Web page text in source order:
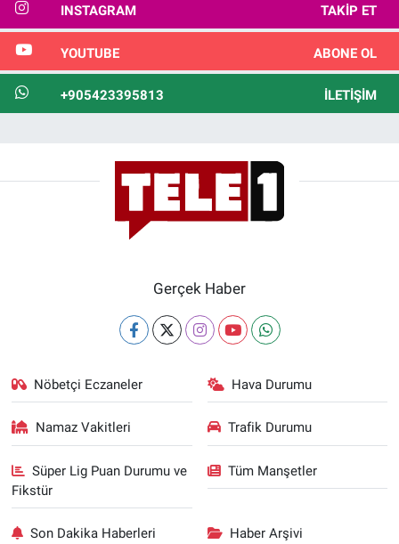
INSTAGRAM TAKIP ET
YOUTUBE ABONE OL
+905423395813 İLETIŞIM
Gerçek Haber
Nöbetçi Eczaneler Hava Durumu
Namaz Vakitleri Trafik Durumu
Süper Lig Puan Durumu ve
Fikstür
Tüm Manşetler
Son Dakika Haberleri Haber Arşivi